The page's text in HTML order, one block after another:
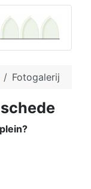
Fotogalerij